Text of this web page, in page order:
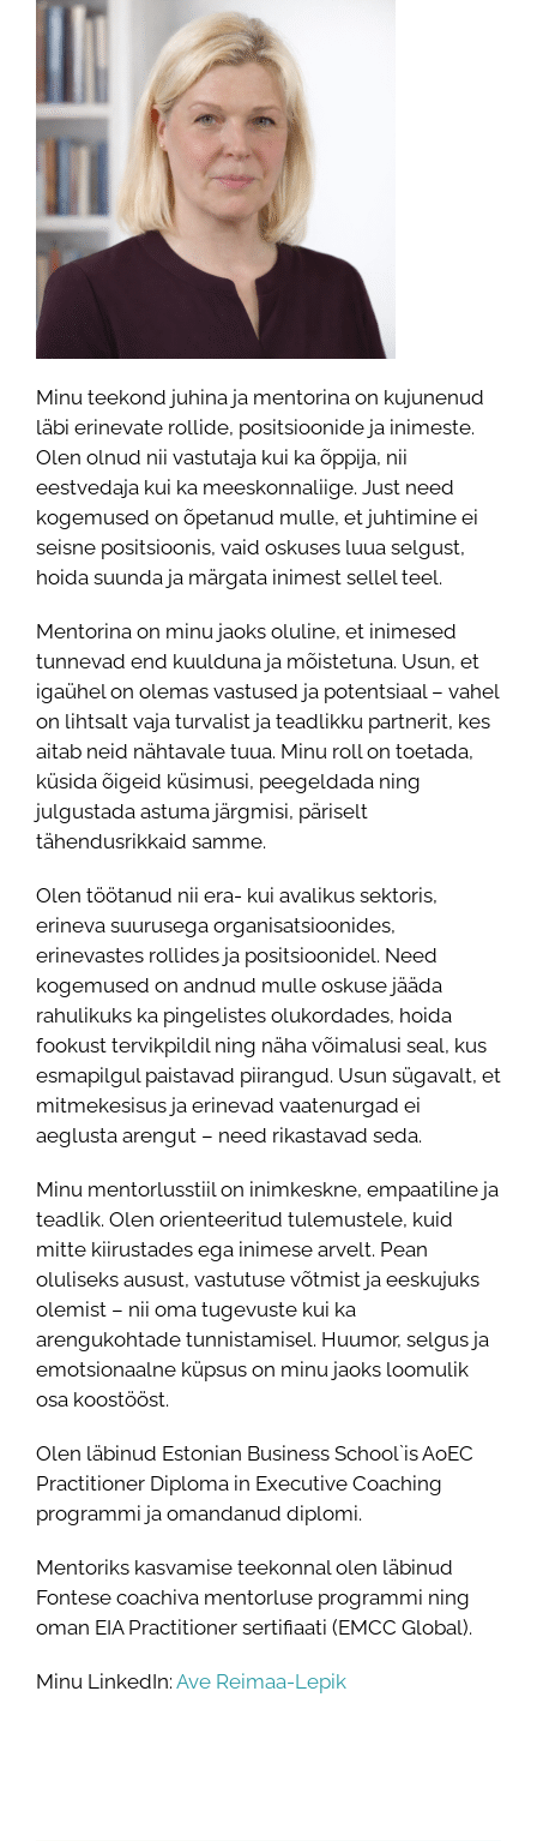
Minu teekond juhina ja mentorina on kujunenud
läbi erinevate rollide, positsioonide ja inimeste.
Olen olnud nii vastutaja kui ka õppija, nii
eestvedaja kui ka meeskonnaliige. Just need
kogemused on õpetanud mulle, et juhtimine ei
seisne positsioonis, vaid oskuses luua selgust,
hoida suunda ja märgata inimest sellel teel.
Mentorina on minu jaoks oluline, et inimesed
tunnevad end kuulduna ja mõistetuna. Usun, et
igaühel on olemas vastused ja potentsiaal – vahel
on lihtsalt vaja turvalist ja teadlikku partnerit, kes
aitab neid nähtavale tuua. Minu roll on toetada,
küsida õigeid küsimusi, peegeldada ning
julgustada astuma järgmisi, päriselt
tähendusrikkaid samme.
Olen töötanud nii era- kui avalikus sektoris,
erineva suurusega organisatsioonides,
erinevastes rollides ja positsioonidel. Need
kogemused on andnud mulle oskuse jääda
rahulikuks ka pingelistes olukordades, hoida
fookust tervikpildil ning näha võimalusi seal, kus
esmapilgul paistavad piirangud. Usun sügavalt, et
mitmekesisus ja erinevad vaatenurgad ei
aeglusta arengut – need rikastavad seda.
Minu mentorlusstiil on inimkeskne, empaatiline ja
teadlik. Olen orienteeritud tulemustele, kuid
mitte kiirustades ega inimese arvelt. Pean
oluliseks ausust, vastutuse võtmist ja eeskujuks
olemist – nii oma tugevuste kui ka
arengukohtade tunnistamisel. Huumor, selgus ja
emotsionaalne küpsus on minu jaoks loomulik
osa koostööst.
Olen läbinud Estonian Business School`is AoEC
Practitioner Diploma in Executive Coaching
programmi ja omandanud diplomi.
Mentoriks kasvamise teekonnal olen läbinud
Fontese coachiva mentorluse programmi ning
oman EIA Practitioner sertifiaati (EMCC Global).
Minu LinkedIn:Ave Reimaa-Lepik